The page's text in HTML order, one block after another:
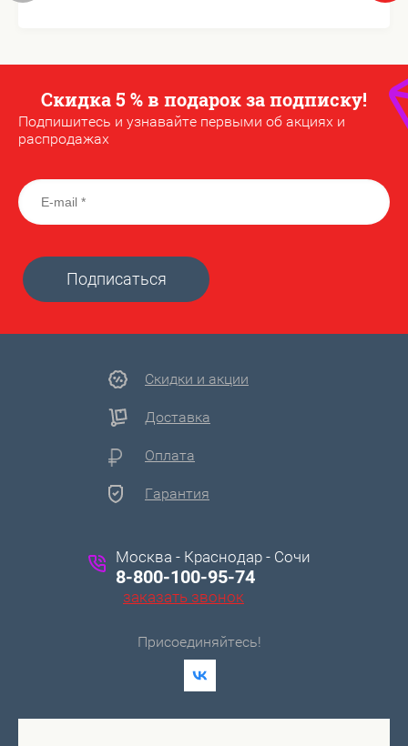
Скидка 5 % в подарок за подписку!
Подпишитесь и узнавайте первыми об акциях и
распродажах
Подписаться
Скидки и акции
Доставка
Оплата
Гарантия
Москва - Краснодар - Сочи
8-800-100-95-74
заказать звонок
Присоединяйтесь!